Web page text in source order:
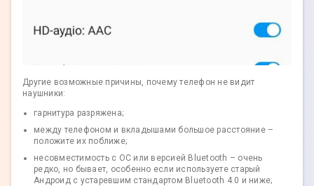
Другие возможные причины, почему телефон не видит
наушники:
гарнитура разряжена;
между телефоном и вкладышами большое расстояние –
положите их поближе;
несовместимость с ОС или версией Bluetooth – очень
редко, но бывает, особенно если используете старый
Андроид с устаревшим стандартом Bluetooth 4.0 и ниже;